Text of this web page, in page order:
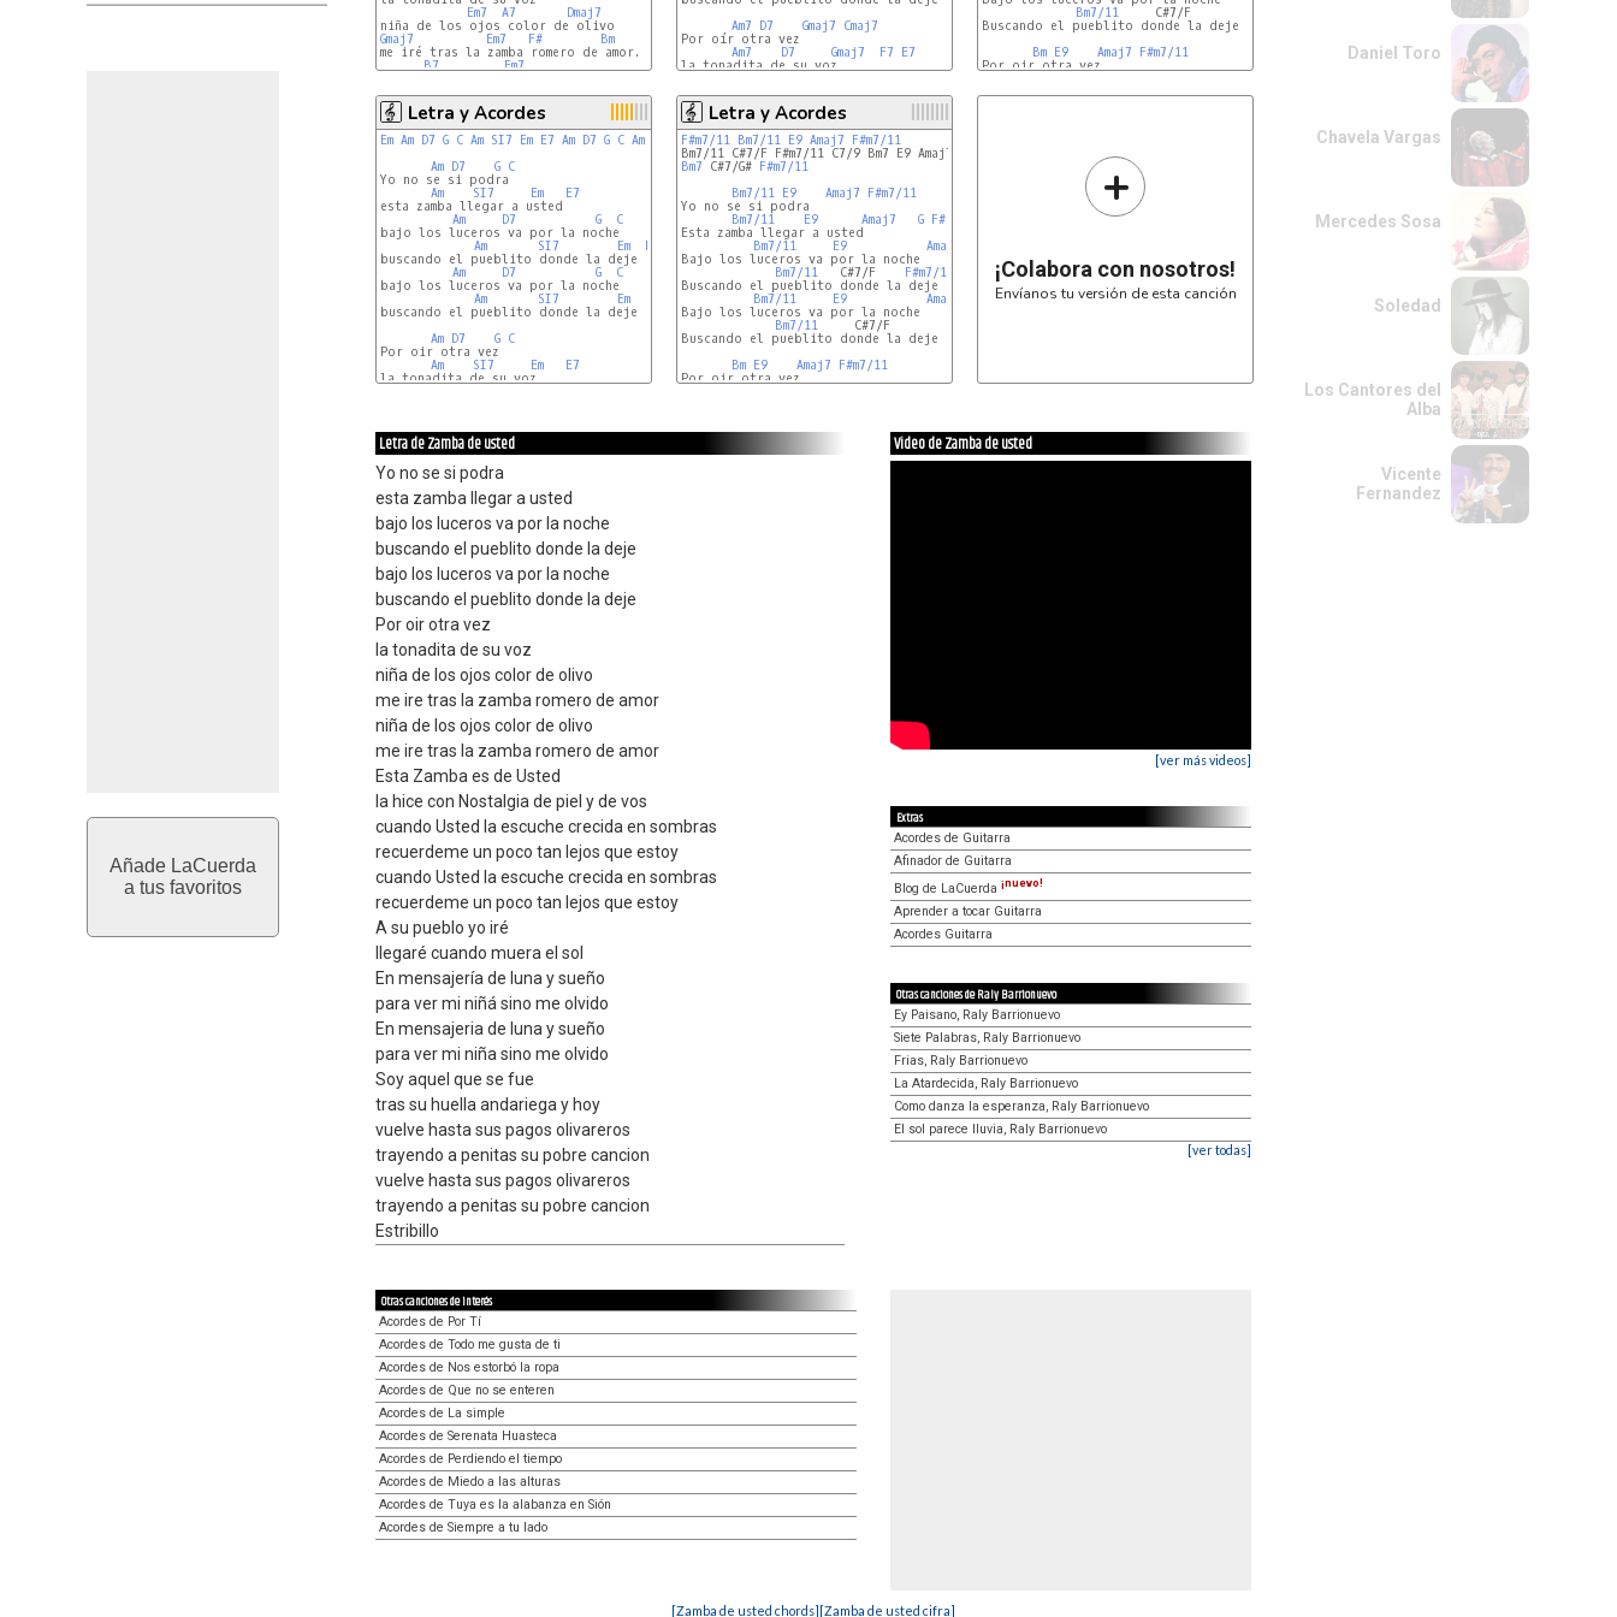
Añade LaCuerda
a tus favoritos
Em7
A7
Dmaj7
Gmaj7
Em7 F#
Bm
me iré tras la zamba romero de amor. Bis
B7
Em7
Am7
D7 Gmaj7
Cmaj7
Por oír otra vez
Am7
D7 Gmaj7 F7
E7
la tonadita de su voz
Bm7/11
     C#7/F
Buscando el pueblito donde la deje
Bm E9 Amaj7
F#m7/11
Por oir otra vez
Letra y Acordes
Em Am D7 G C Am SI7 Em E7 Am D7 G C Am
Em
Am D7 G C
Yo no se si podra
Am
SI7 Em
E7
esta zamba llegar a usted
Am
D7 G
C
bajo los luceros va por la noche
Am
SI7 Em
E7
buscando el pueblito donde la deje
Am
D7 G
C
bajo los luceros va por la noche
Am
SI7
Em
buscando el pueblito donde la deje
Am D7 G C
Por oir otra vez
Am
SI7 Em
E7
la tonadita de su voz
Letra y Acordes
F#m7/11 Bm7/11 E9 Amaj7
F#m7/11
Bm7 C#7/G# F#m7/11
Bm7/11 E9 Amaj7
F#m7/11
Yo no se si podra
Bm7/11
E9 Amaj7 G F#
Esta zamba llegar a usted
Bm7/11
E9 Amaj7
Bajo los luceros va por la noche
Bm7/11
   C#7/F
F#m7/11
Buscando el pueblito donde la deje
Bm7/11
E9 Amaj7
Bajo los luceros va por la noche
Bm7/11
     C#7/F
Buscando el pueblito donde la deje
Bm E9 Amaj7
F#m7/11
Por oir otra vez
+
¡Colabora con nosotros!
Envíanos tu versión de esta canción
Letra de Zamba de usted
Yo no se si podra
esta zamba llegar a usted
bajo los luceros va por la noche
buscando el pueblito donde la deje
bajo los luceros va por la noche
buscando el pueblito donde la deje
Por oir otra vez
la tonadita de su voz
niña de los ojos color de olivo
me ire tras la zamba romero de amor
niña de los ojos color de olivo
me ire tras la zamba romero de amor
Esta Zamba es de Usted
la hice con Nostalgia de piel y de vos
cuando Usted la escuche crecida en sombras
recuerdeme un poco tan lejos que estoy
cuando Usted la escuche crecida en sombras
recuerdeme un poco tan lejos que estoy
A su pueblo yo iré
llegaré cuando muera el sol
En mensajería de luna y sueño
para ver mi niñá sino me olvido
En mensajeria de luna y sueño
para ver mi niña sino me olvido
Soy aquel que se fue
tras su huella andariega y hoy
vuelve hasta sus pagos olivareros
trayendo a penitas su pobre cancion
vuelve hasta sus pagos olivareros
trayendo a penitas su pobre cancion
Estribillo
Video de Zamba de usted
[ver más videos]
Extras
Acordes de Guitarra
Afinador de Guitarra
Blog de LaCuerda ¡nuevo!
Aprender a tocar Guitarra
Acordes Guitarra
Otras canciones de Raly Barrionuevo
Ey Paisano, Raly Barrionuevo
Siete Palabras, Raly Barrionuevo
Frias, Raly Barrionuevo
La Atardecida, Raly Barrionuevo
Como danza la esperanza, Raly Barrionuevo
El sol parece lluvia, Raly Barrionuevo
[ver todas]
Otras canciones de interés
Acordes de Por Tí
Acordes de Todo me gusta de ti
Acordes de Nos estorbó la ropa
Acordes de Que no se enteren
Acordes de La simple
Acordes de Serenata Huasteca
Acordes de Perdiendo el tiempo
Acordes de Miedo a las alturas
Acordes de Tuya es la alabanza en Sión
Acordes de Siempre a tu lado
[Zamba de usted chords][Zamba de usted cifra]
Daniel Toro
Chavela Vargas
Mercedes Sosa
Soledad
Los Cantores del
Alba
Vicente
Fernandez